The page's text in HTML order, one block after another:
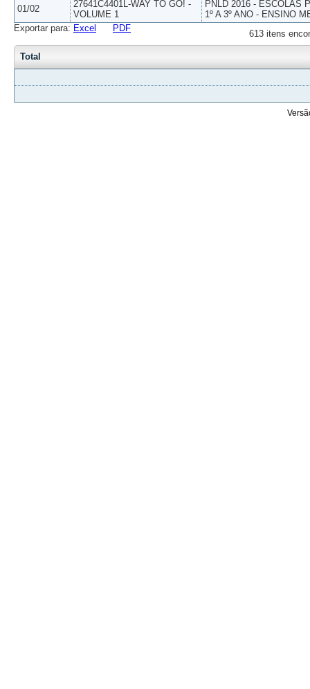
01/02
27641C4401L-WAY TO GO! -
VOLUME 1
PNLD 2016 - ESCOLAS
1º A 3º ANO - ENSINO
613 itens
Exportar para: Excel PDF
Total